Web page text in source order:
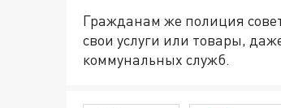
Гражданам же полиция
свои услуги или товары,
коммунальных служб.